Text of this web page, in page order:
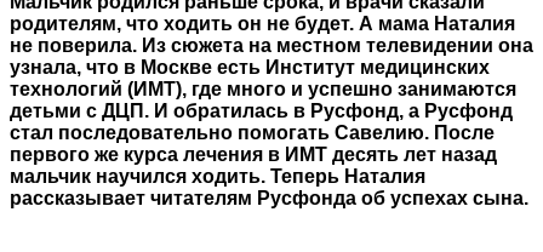
родителям, что ходить он не будет. А мама Наталия
не поверила. Из сюжета на местном телевидении она
узнала, что в Москве есть Институт медицинских
технологий (ИМТ), где много и успешно занимаются
детьми с ДЦП. И обратилась в Русфонд, а Русфонд
стал последовательно помогать Савелию. После
первого же курса лечения в ИМТ десять лет назад
мальчик научился ходить. Теперь Наталия
рассказывает читателям Русфонда об успехах сына.